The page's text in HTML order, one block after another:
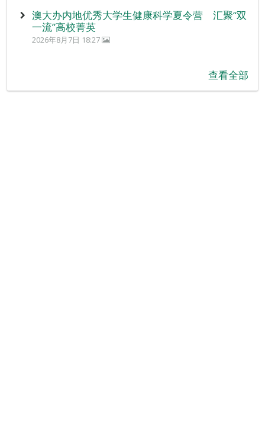
澳大办内地优秀大学生健康科学夏令营 汇聚“双
一流”高校菁英
2026年8月7日 18:27
查看全部